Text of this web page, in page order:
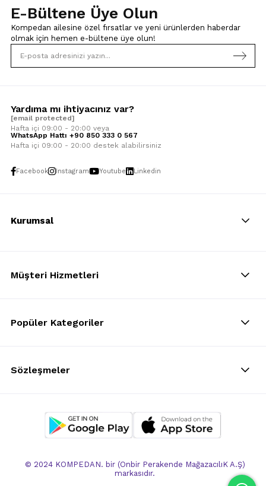
E-Bültene Üye Olun
Kompedan ailesine özel fırsatlar ve yeni ürünlerden haberdar
olmak için hemen e-bültene üye olun!
Yardıma mı ihtiyacınız var?
[email protected]
Hafta içi 09:00 - 20:00 veya
WhatsApp Hattı +90 850 333 0 567
Hafta içi 09:00 - 20:00 destek alabilirsiniz
Facebook Instagram Youtube Linkedin
Kurumsal
Müşteri Hizmetleri
Popüler Kategoriler
Sözleşmeler
© 2024 KOMPEDAN. bir (Onbir Perakende MağazacılıK A.Ş)
markasıdır.